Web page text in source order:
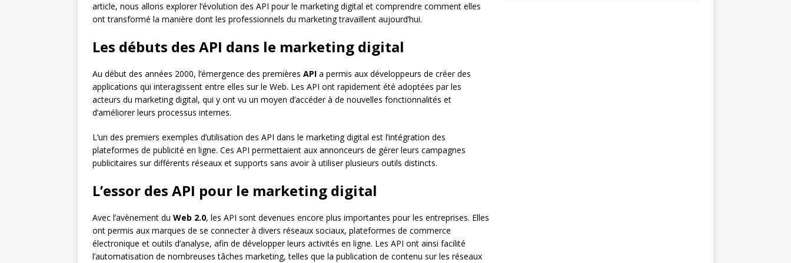
article, nous allons explorer l’évolution des API pour le marketing digital et comprendre comment elles
ont transformé la manière dont les professionnels du marketing travaillent aujourd’hui.
Les débuts des API dans le marketing digital
Au début des années 2000, l’émergence des premières API a permis aux développeurs de créer des
applications qui interagissent entre elles sur le Web. Les API ont rapidement été adoptées par les
acteurs du marketing digital, qui y ont vu un moyen d’accéder à de nouvelles fonctionnalités et
d’améliorer leurs processus internes.
L’un des premiers exemples d’utilisation des API dans le marketing digital est l’intégration des
plateformes de publicité en ligne. Ces API permettaient aux annonceurs de gérer leurs campagnes
publicitaires sur différents réseaux et supports sans avoir à utiliser plusieurs outils distincts.
L’essor des API pour le marketing digital
Avec l’avènement du Web 2.0, les API sont devenues encore plus importantes pour les entreprises. Elles
ont permis aux marques de se connecter à divers réseaux sociaux, plateformes de commerce
électronique et outils d’analyse, afin de développer leurs activités en ligne. Les API ont ainsi facilité
l’automatisation de nombreuses tâches marketing, telles que la publication de contenu sur les réseaux